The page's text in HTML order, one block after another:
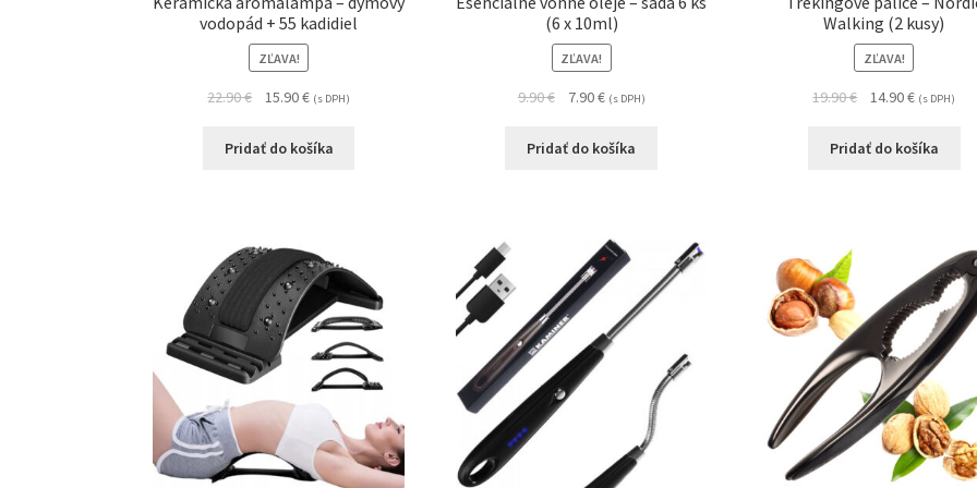
vodopád + 55 kadidiel
ZĽAVA!
22.90€ 15.90€ (s DPH)
Pridať do košíka
(6 x 10ml)
ZĽAVA!
9.90€ 7.90€ (s DPH)
Pridať do košíka
Walking (2 kusy)
ZĽAVA!
19.90€ 14.90€ (s DPH)
Pridať do košíka